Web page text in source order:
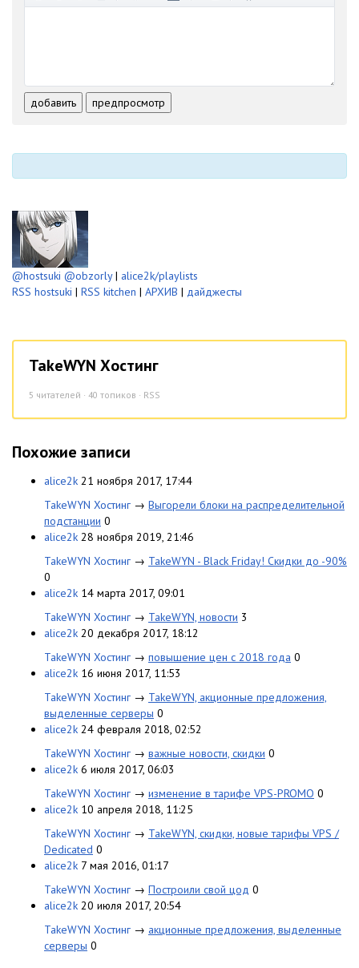
-
-
-
добавить предпросмотр
@hostsuki @obzorly| alice2k/playlists
RSS hostsuki | RSS kitchen | АРХИВ | дайджесты
TakeWYN Хостинг
5 читателей · 40 топиков · RSS
Похожие записи
alice2k 21 ноября 2017, 17:44
TakeWYN Хостинг → Выгорели блоки на распределительной
подстанции 0
alice2k 28 ноября 2019, 21:46
TakeWYN Хостинг → TakeWYN - Black Friday! Скидки до -90%
0
alice2k 14 марта 2017, 09:01
TakeWYN Хостинг → TakeWYN, новости 3
alice2k 20 декабря 2017, 18:12
TakeWYN Хостинг → повышение цен с 2018 года 0
alice2k 16 июня 2017, 11:53
TakeWYN Хостинг → TakeWYN, акционные предложения,
выделенные серверы 0
alice2k 24 февраля 2018, 02:52
TakeWYN Хостинг → важные новости, скидки 0
alice2k 6 июля 2017, 06:03
TakeWYN Хостинг → изменение в тарифе VPS-PROMO 0
alice2k 10 апреля 2018, 11:25
TakeWYN Хостинг → TakeWYN, скидки, новые тарифы VPS /
Dedicated 0
alice2k 7 мая 2016, 01:17
TakeWYN Хостинг → Построили свой цод 0
alice2k 20 июля 2017, 20:54
TakeWYN Хостинг → акционные предложения, выделенные
серверы 0